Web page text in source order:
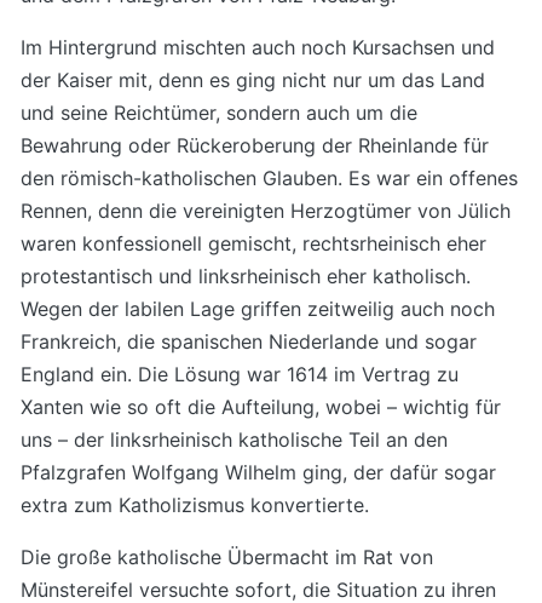
Im Hintergrund mischten auch noch Kursachsen und
der Kaiser mit, denn es ging nicht nur um das Land
und seine Reichtümer, sondern auch um die
Bewahrung oder Rückeroberung der Rheinlande für
den römisch-katholischen Glauben. Es war ein offenes
Rennen, denn die vereinigten Herzogtümer von Jülich
waren konfessionell gemischt, rechtsrheinisch eher
protestantisch und linksrheinisch eher katholisch.
Wegen der labilen Lage griffen zeitweilig auch noch
Frankreich, die spanischen Niederlande und sogar
England ein. Die Lösung war 1614 im Vertrag zu
Xanten wie so oft die Aufteilung, wobei – wichtig für
uns – der linksrheinisch katholische Teil an den
Pfalzgrafen Wolfgang Wilhelm ging, der dafür sogar
extra zum Katholizismus konvertierte.
Die große katholische Übermacht im Rat von
Münstereifel versuchte sofort, die Situation zu ihren